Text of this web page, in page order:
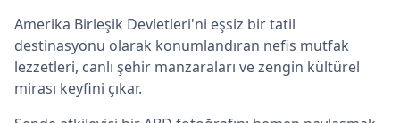
Amerika Birleşik Devletleri'ni eşsiz bir tatil
destinasyonu olarak konumlandıran nefis mutfak
lezzetleri, canlı şehir manzaraları ve zengin kültürel
mirası keyfini çıkar.